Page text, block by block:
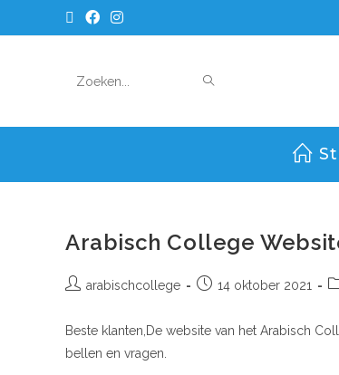
Zoek
Arabisch College
arabischcollege 14 oktober 2021
Beste klanten,De website van het Arabisch
bellen en vragen.